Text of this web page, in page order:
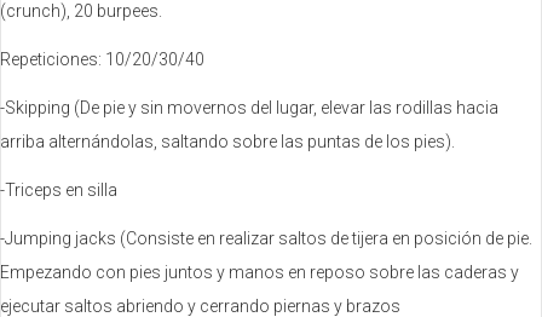
(crunch), 20 burpees.
Repeticiones: 10/20/30/40
-Skipping (De pie y sin movernos del lugar, elevar las rodillas hacia
arriba alternándolas, saltando sobre las puntas de los pies).
-Triceps en silla
-Jumping jacks (Consiste en realizar saltos de tijera en posición de pie.
Empezando con pies juntos y manos en reposo sobre las caderas y
ejecutar saltos abriendo y cerrando piernas y brazos